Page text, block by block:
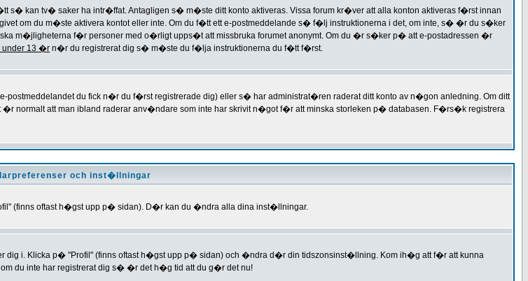
kan tv� saker ha intr�ffat. Antagligen s� m�ste ditt konto aktiveras. Vissa forum kr�ver att alla konton aktiveras f�rst innan
om du m�ste aktivera kontot eller inte. Om du f�tt ett e-postmeddelande s� f�lj instruktionerna i det, om inte, s� �r du s�ker
m�jligheterna f�r personer med o�rligt upps�t att missbruka forumet anonymt. Om du �r s�ker p� att e-postadressen �r
13 �r n�r du registrerat dig s� m�ste du f�lja instruktionerna du f�tt f�rst.
du fick n�r du f�rst registrerade dig) eller s� har administrat�ren raderat ditt konto av n�gon anledning. Om ditt
normalt att man ibland raderar anv�ndare som inte har skrivit n�got f�r att minska storleken p� databasen. F�rs�k registrera
och inst�llningar
(finns oftast h�gst upp p� sidan). D�r kan du �ndra alla dina inst�llningar.
i. Klicka p� "Profil" (finns oftast h�gst upp p� sidan) och �ndra d�r din tidszonsinst�llning. Kom ih�g att f�r att kunna
du inte har registrerat dig s� �r det h�g tid att du g�r det nu!